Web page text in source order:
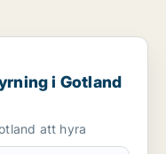
(region)
i Gotland
att hyra